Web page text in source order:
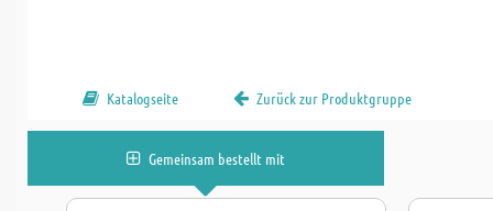
Katalogseite Zurück zur Produktgruppe
Gemeinsam bestellt mit